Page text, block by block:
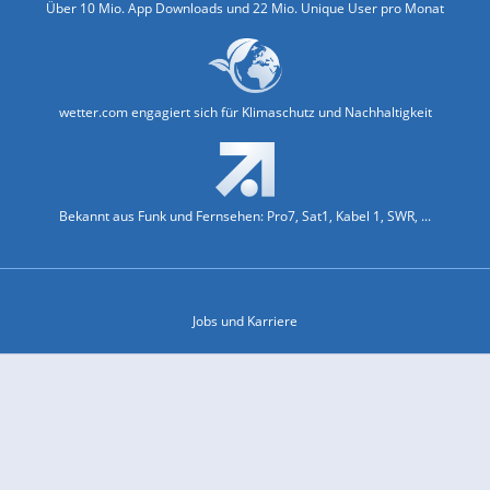
Über 10 Mio. App Downloads und 22 Mio. Unique User pro Monat
wetter.com engagiert sich für Klimaschutz und Nachhaltigkeit
Bekannt aus Funk und Fernsehen: Pro7, Sat1, Kabel 1, SWR, ...
Jobs und Karriere